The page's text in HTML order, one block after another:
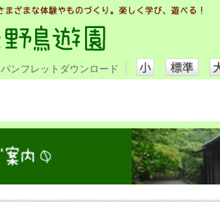
パンフレットダウンロード